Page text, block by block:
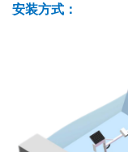
安装方式：